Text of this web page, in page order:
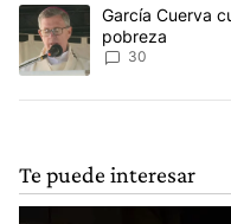
Un artículo de tendencia
García Cuerva
pobreza
30